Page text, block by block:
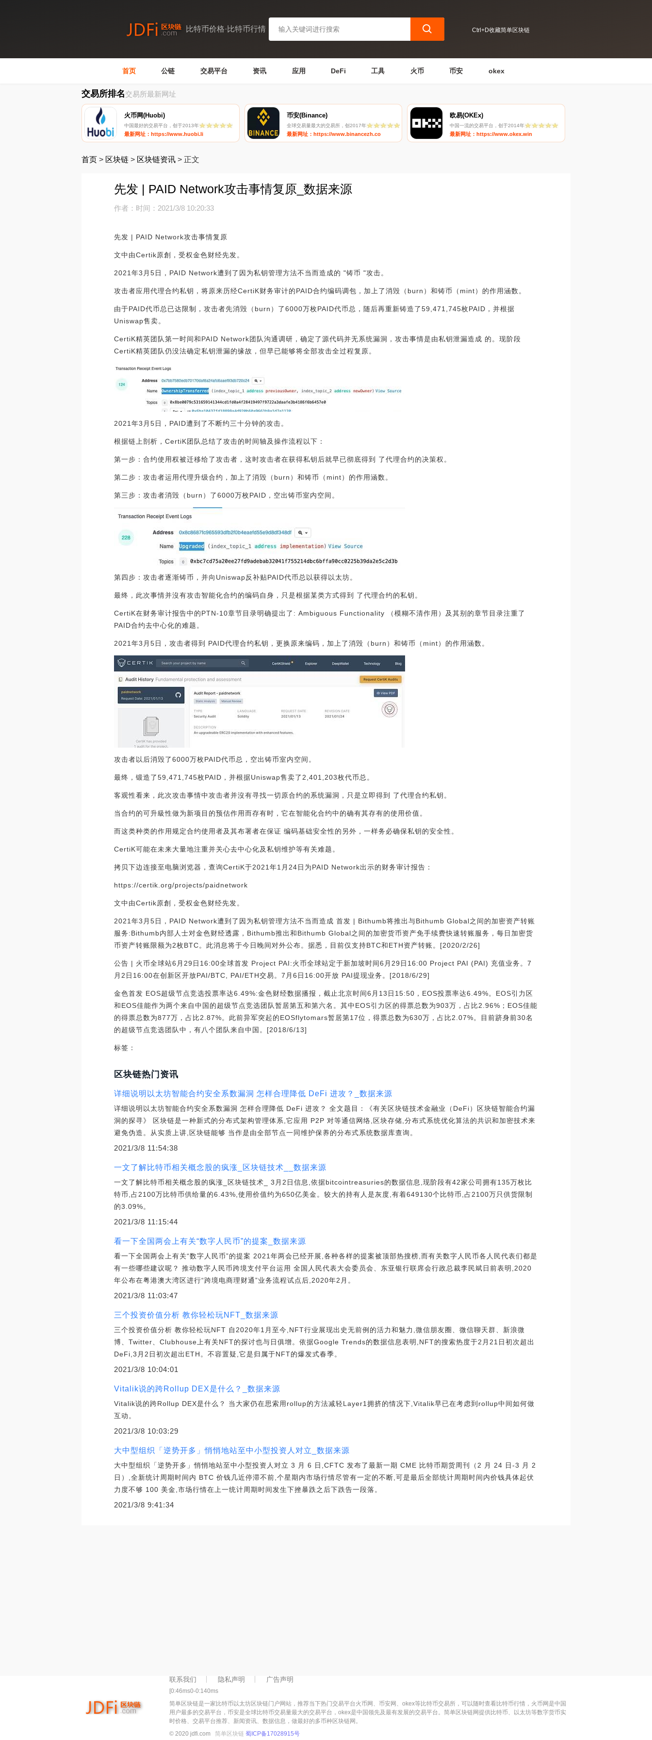
比特币价格·比特币行情 Ctrl+D收藏简单区块链
首页 公链 交易平台 资讯 应用 DeFi 工具 火币 币安 okex
交易所排名交易所最新网址
火币网(Huobi)
中国最好的交易平台，创于2013年
最新网址：https://www.huobi.li
币安(Binance)
全球交易量最大的交易所，创2017年
最新网址：https://www.binancezh.co
欧易(OKEx)
中国一流的交易平台，创于2014年
最新网址：https://www.okex.win
首页 > 区块链 > 区块链资讯 > 正文
先发 | PAID Network攻击事情复原_数据来源
作者： 时间：2021/3/8 10:20:33
先发 | PAID Network攻击事情复原
文中由Certik原創，受权金色财经先发。
2021年3月5日，PAID Network遭到了因为私钥管理方法不当而造成的 "铸币 "攻击。
攻击者应用代理合约私钥，将原来历经CertiK财务审计的PAID合约编码调包，加上了消毁（burn）和铸币（mint）的作用涵数。
由于PAID代币总已达限制，攻击者先消毁（burn）了6000万枚PAID代币总，随后再重新铸造了59,471,745枚PAID，并根据
Uniswap售卖。
CertiK精英团队第一时间和PAID Network团队沟通调研，确定了源代码并无系统漏洞，攻击事情是由私钥泄漏造成 的。现阶段
CertiK精英团队仍没法确定私钥泄漏的缘故，但早已能够将全部攻击全过程复原。
2021年3月5日，PAID遭到了不断约三十分钟的攻击。
根据链上剖析，CertiK团队总结了攻击的时间轴及操作流程以下：
第一步：合约使用权被迁移给了攻击者，这时攻击者在获得私钥后就早已彻底得到 了代理合约的决策权。
第二步：攻击者运用代理升级合约，加上了消毁（burn）和铸币（mint）的作用涵数。
第三步：攻击者消毁（burn）了6000万枚PAID，空出铸币室内空间。
第四步：攻击者逐渐铸币，并向Uniswap反补贴PAID代币总以获得以太坊。
最终，此次事情并沒有攻击智能化合约的编码自身，只是根据某类方式得到 了代理合约的私钥。
CertiK在财务审计报告中的PTN-10章节目录明确提出了: Ambiguous Functionality （模糊不清作用）及其别的章节目录注重了
PAID合约去中心化的难题。
2021年3月5日，攻击者得到 PAID代理合约私钥，更换原来编码，加上了消毁（burn）和铸币（mint）的作用涵数。
攻击者以后消毁了6000万枚PAID代币总，空出铸币室内空间。
最终，锻造了59,471,745枚PAID，并根据Uniswap售卖了2,401,203枚代币总。
客观性看来，此次攻击事情中攻击者并沒有寻找一切原合约的系统漏洞，只是立即得到 了代理合约私钥。
当合约的可升級性做为新项目的预估作用而存有时，它在智能化合约中的确有其存有的使用价值。
而这类种类的作用规定合约使用者及其布署者在保证 编码基础安全性的另外，一样务必确保私钥的安全性。
CertiK可能在未来大量地注重并关心去中心化及私钥维护等有关难题。
拷贝下边连接至电脑浏览器，查询CertiK于2021年1月24日为PAID Network出示的财务审计报告：
https://certik.org/projects/paidnetwork
文中由Certik原創，受权金色财经先发。
2021年3月5日，PAID Network遭到了因为私钥管理方法不当而造成 首发 | Bithumb将推出与Bithumb Global之间的加密资产转账
服务:Bithumb内部人士对金色财经透露，Bithumb推出和Bithumb Global之间的加密货币资产免手续费快速转账服务，每日加密货
币资产转账限额为2枚BTC。此消息将于今日晚间对外公布。据悉，目前仅支持BTC和ETH资产转账。[2020/2/26]
公告 | 火币全球站6月29日16:00全球首发 Project PAI:火币全球站定于新加坡时间6月29日16:00 Project PAI (PAI) 充值业务。7
月2日16:00在创新区开放PAI/BTC, PAI/ETH交易。7月6日16:00开放 PAI提现业务。[2018/6/29]
金色首发 EOS超级节点竞选投票率达6.49%:金色财经数据播报，截止北京时间6月13日15:50，EOS投票率达6.49%。EOS引力区
和EOS佳能作为两个来自中国的超级节点竞选团队暂居第五和第六名。其中EOS引力区的得票总数为903万，占比2.96%；EOS佳能
的得票总数为877万，占比2.87%。此前异军突起的EOSflytomars暂居第17位，得票总数为630万，占比2.07%。目前跻身前30名
的超级节点竞选团队中，有八个团队来自中国。[2018/6/13]
标签：
区块链热门资讯
详细说明以太坊智能合约安全系数漏洞 怎样合理降低 DeFi 进攻？_数据来源
详细说明以太坊智能合约安全系数漏洞 怎样合理降低 DeFi 进攻？ 全文题目：《有关区块链技术金融业（DeFi）区块链智能合约漏
洞的探寻》 区块链是一种新式的分布式架构管理体系,它应用 P2P 对等通信网络,区块存储,分布式系统优化算法的共识和加密技术来
避免伪造。从实质上讲,区块链能够 当作是由全部节点一同维护保养的分布式系统数据库查询。
2021/3/8 11:54:38
一文了解比特币相关概念股的疯涨_区块链技术__数据来源
一文了解比特币相关概念股的疯涨_区块链技术_ 3月2日信息,依据bitcointreasuries的数据信息,现阶段有42家公司拥有135万枚比
特币,占2100万比特币供给量的6.43%,使用价值约为650亿美金。较大的持有人是灰度,有着649130个比特币,占2100万只供货限制
的3.09%。
2021/3/8 11:15:44
看一下全国两会上有关“数字人民币”的提案_数据来源
看一下全国两会上有关“数字人民币”的提案 2021年两会已经开展,各种各样的提案被顶部热搜榜,而有关数字人民币各人民代表们都是
有一些哪些建议呢？ 推动数字人民币跨境支付平台运用 全国人民代表大会委员会、东亚银行联席会行政总裁李民斌日前表明,2020
年公布在粤港澳大湾区进行“跨境电商理财通”业务流程试点后,2020年2月。
2021/3/8 11:03:47
三个投资价值分析 教你轻松玩NFT_数据来源
三个投资价值分析 教你轻松玩NFT 自2020年1月至今,NFT行业展现出史无前例的活力和魅力,微信朋友圈、微信聊天群、新浪微
博、Twitter、Clubhouse上有关NFT的探讨也与日俱增。依据Google Trends的数据信息表明,NFT的搜索热度于2月21日初次超出
DeFi,3月2日初次超出ETH。不容置疑,它是归属于NFT的爆发式春季。
2021/3/8 10:04:01
Vitalik说的跨Rollup DEX是什么？_数据来源
Vitalik说的跨Rollup DEX是什么？ 当大家仍在思索用rollup的方法减轻Layer1拥挤的情况下,Vitalik早已在考虑到rollup中间如何做
互动。
2021/3/8 10:03:29
大中型组织「逆势开多」悄悄地站至中小型投资人对立_数据来源
大中型组织「逆势开多」悄悄地站至中小型投资人对立 3 月 6 日,CFTC 发布了最新一期 CME 比特币期货周刊（2 月 24 日-3 月 2
日）,全新统计周期时间内 BTC 价钱几近停滞不前,个星期内市场行情尽管有一定的不断,可是最后全部统计周期时间内价钱具体起伏
力度不够 100 美金,市场行情在上一统计周期时间发生下挫暴跌之后下跌告一段落。
2021/3/8 9:41:34
联系我们 隐私声明 广告声明
[0:46ms0-0:140ms
简单区块链是一家比特币以太坊区块链门户网站，推荐当下热门交易平台火币网、币安网、okex等比特币交易所，可以随时查看比特币行情，火币网是中国
用户最多的交易平台，币安是全球比特币交易量最大的交易平台，okex是中国领先及最有发展的交易平台。简单区块链网提供比特币、以太坊等数字货币实
时价格、交易平台推荐、新闻资讯、数据信息，做最好的多币种区块链网。
© 2020 jdfi.com简单区块链 蜀ICP备17028915号